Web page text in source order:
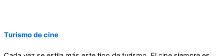
Turismo de cine